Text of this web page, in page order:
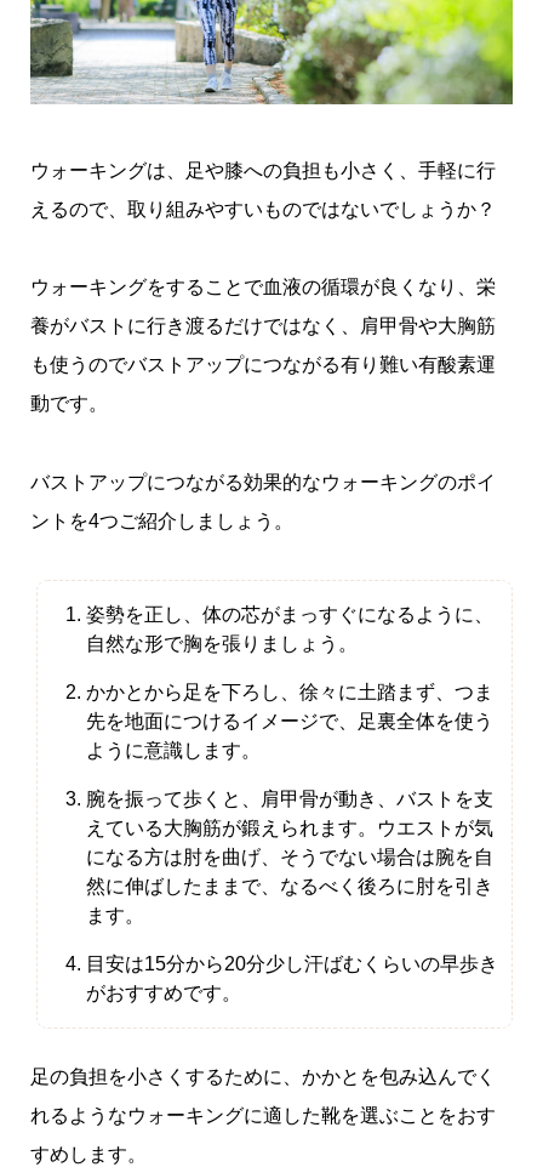
ウォーキングは、足や膝への負担も小さく、手軽に行
えるので、取り組みやすいものではないでしょうか？
ウォーキングをすることで血液の循環が良くなり、栄
養がバストに行き渡るだけではなく、肩甲骨や大胸筋
も使うのでバストアップにつながる有り難い有酸素運
動です。
バストアップにつながる効果的なウォーキングのポイ
ントを4つご紹介しましょう。
姿勢を正し、体の芯がまっすぐになるように、
自然な形で胸を張りましょう。
かかとから足を下ろし、徐々に土踏まず、つま
先を地面につけるイメージで、足裏全体を使う
ように意識します。
腕を振って歩くと、肩甲骨が動き、バストを支
えている大胸筋が鍛えられます。ウエストが気
になる方は肘を曲げ、そうでない場合は腕を自
然に伸ばしたままで、なるべく後ろに肘を引き
ます。
目安は15分から20分少し汗ばむくらいの早歩き
がおすすめです。
足の負担を小さくするために、かかとを包み込んでく
れるようなウォーキングに適した靴を選ぶことをおす
すめします。